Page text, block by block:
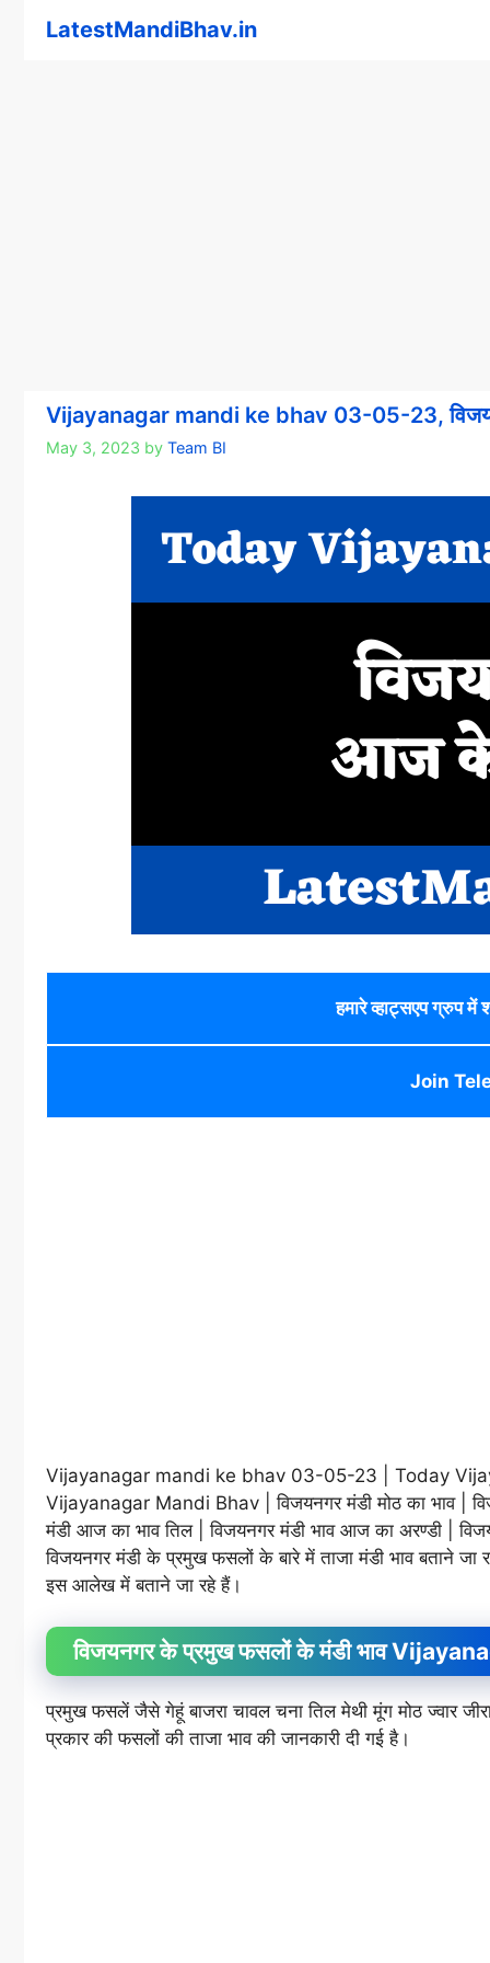
LatestMandiBhav.in
Vijayanagar mandi ke bhav 03-05-23,
May 3, 2023 by Team BI
हमारे व्हाट्सएप ग्रुप में
Join
Vijayanagar mandi ke bhav 03-05-23 | Today
Vijayanagar Mandi Bhav | विजयनगर मंडी मोठ का भाव |
मंडी आज का भाव तिल | विजयनगर मंडी भाव आज का अरण्डी |
विजयनगर मंडी के प्रमुख फसलों के बारे में ताजा मंडी भाव बताने
इस आलेख में बताने जा रहे हैं।
विजयनगर के प्रमुख फसलों के मंडी भाव
प्रमुख फसलें जैसे गेहूं बाजरा चावल चना तिल मेथी मूंग मोठ ज्वार
प्रकार की फसलों की ताजा भाव की जानकारी दी गई है।